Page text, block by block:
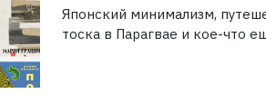
Японский минимализм,
тоска в Парагвае и кое-что